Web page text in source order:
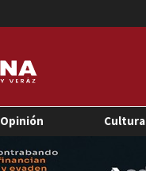
Opinión Cultura